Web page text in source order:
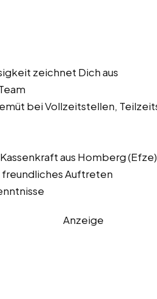
zeichnet Dich aus
bei Vollzeitstellen,
Kassenkraft aus Homberg
freundliches Auftreten
Anzeige